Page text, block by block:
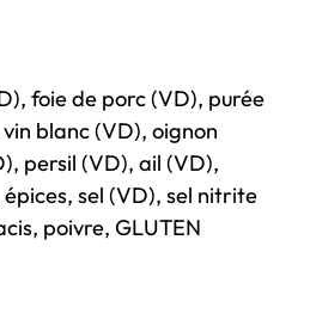
foie de porc (VD), purée
blanc (VD), oignon
persil (VD), ail (VD),
sel (VD), sel nitrite
poivre, GLUTEN